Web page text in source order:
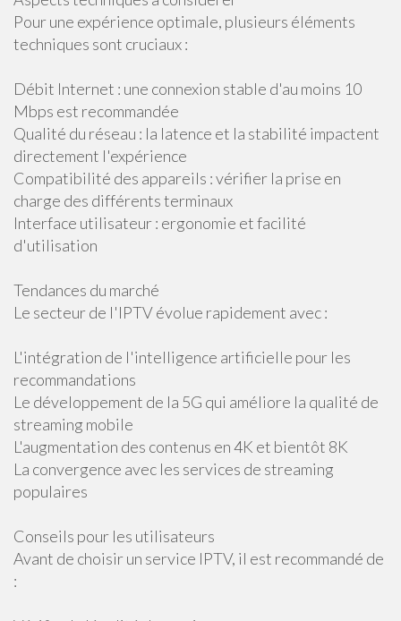
Pour une expérience optimale, plusieurs éléments
techniques sont cruciaux :
Débit Internet : une connexion stable d'au moins 10
Mbps est recommandée
Qualité du réseau : la latence et la stabilité impactent
directement l'expérience
Compatibilité des appareils : vérifier la prise en
charge des différents terminaux
Interface utilisateur : ergonomie et facilité
d'utilisation
Tendances du marché
Le secteur de l'IPTV évolue rapidement avec :
L'intégration de l'intelligence artificielle pour les
recommandations
Le développement de la 5G qui améliore la qualité de
streaming mobile
L'augmentation des contenus en 4K et bientôt 8K
La convergence avec les services de streaming
populaires
Conseils pour les utilisateurs
Avant de choisir un service IPTV, il est recommandé de
: